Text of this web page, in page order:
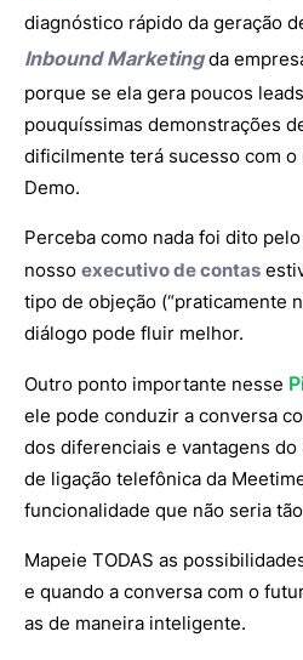
diagnóstico rápido da geração
Inbound Marketingda
porque se ela gera poucos
pouquíssimas demonstrações
dificilmente terá sucesso com o
Demo.
Perceba como nada foi dito
nosso executivo de contas
tipo de objeção (“praticamente
diálogo pode fluir melhor.
Outro ponto importante nesse
ele pode conduzir a conversa
dos diferenciais e vantagens do
de ligação telefônica da
funcionalidade que não seria
Mapeie TODAS as
e quando a conversa com o
as de maneira inteligente.